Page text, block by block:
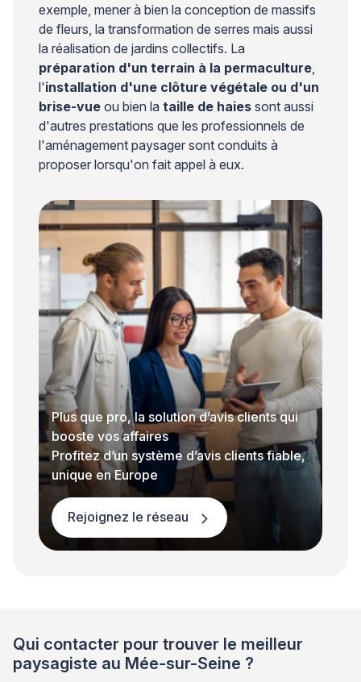
exemple, mener à bien la conception de massifs
de fleurs, la transformation de serres mais aussi
la réalisation de jardins collectifs. La
préparation d'un terrain à la permaculture
l'installation d'une clôture végétale ou d'un
brise-vue ou bien la taille de haies sont aussi
d'autres prestations que les professionnels de
l'aménagement paysager sont conduits à
proposer lorsqu'on fait appel à eux.
Plus que pro, la solution d’avis clients qui
booste vos affaires
Profitez d’un système d’avis clients fiable,
unique en Europe
Rejoignez le réseau
Qui contacter pour trouver le meilleur
paysagiste au Mée-sur-Seine ?